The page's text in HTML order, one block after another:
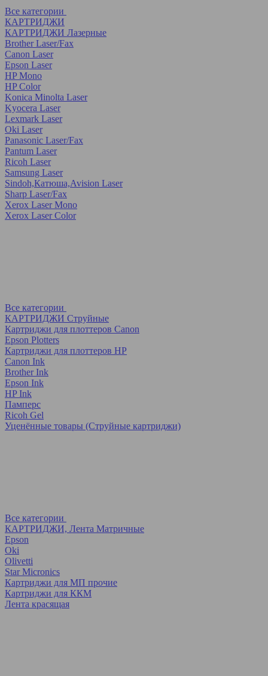
Все категории
КАРТРИДЖИ
КАРТРИДЖИ Лазерные
Brother Laser/Fax
Canon Laser
Epson Laser
HP Mono
HP Color
Konica Minolta Laser
Kyocera Laser
Lexmark Laser
Oki Laser
Panasonic Laser/Fax
Pantum Laser
Ricoh Laser
Samsung Laser
Sindoh,Катюша,Avision Laser
Sharp Laser/Fax
Xerox Laser Mono
Xerox Laser Color
Все категории
КАРТРИДЖИ Струйные
Картриджи для плоттеров Canon
Epson Plotters
Картриджи для плоттеров HP
Canon Ink
Brother Ink
Epson Ink
HP Ink
Памперс
Ricoh Gel
Уценённые товары (Струйные картриджи)
Все категории
КАРТРИДЖИ, Лента Матричные
Epson
Oki
Olivetti
Star Micronics
Картриджи для МП прочие
Картриджи для ККМ
Лента красящая